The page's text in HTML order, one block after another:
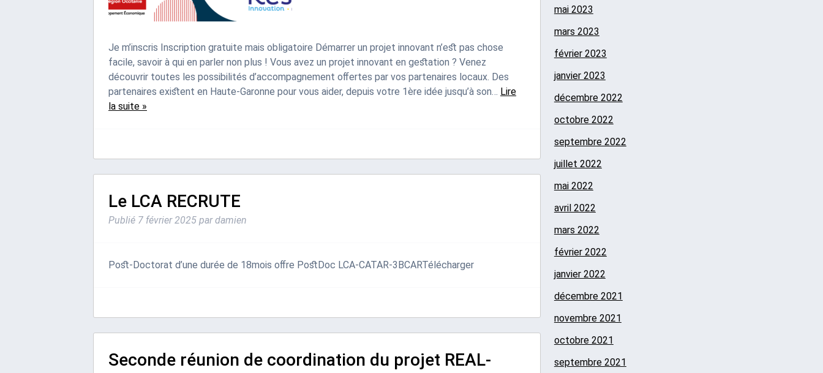
Je m’inscris Inscription gratuite mais obligatoire Démarrer un projet innovant n’est pas chose
facile, savoir à qui en parler non plus ! Vous avez un projet innovant en gestation ? Venez
découvrir toutes les possibilités d’accompagnement offertes par vos partenaires locaux. Des
partenaires existent en Haute-Garonne pour vous aider, depuis votre 1ère idée jusqu’à son… Lire
la suite »
Le LCA RECRUTE
Publié 7 février 2025 par damien
Post-Doctorat d’une durée de 18mois offre PostDoc LCA-CATAR-3BCARTélécharger
Seconde réunion de coordination du projet REAL-
mai 2023
mars 2023
février 2023
janvier 2023
décembre 2022
octobre 2022
septembre 2022
juillet 2022
mai 2022
avril 2022
mars 2022
février 2022
janvier 2022
décembre 2021
novembre 2021
octobre 2021
septembre 2021